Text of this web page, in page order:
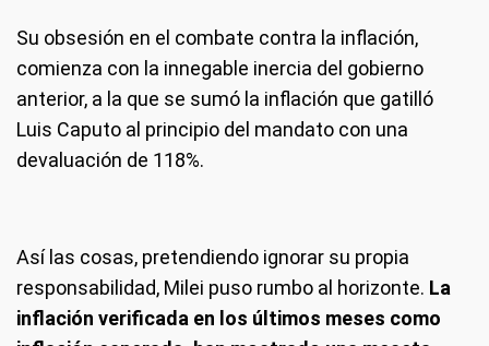
Su obsesión en el combate contra la inflación,
comienza con la innegable inercia del gobierno
anterior, a la que se sumó la inflación que gatilló
Luis Caputo al principio del mandato con una
devaluación de 118%.
Así las cosas, pretendiendo ignorar su propia
responsabilidad, Milei puso rumbo al horizonte. La
inflación verificada en los últimos meses como